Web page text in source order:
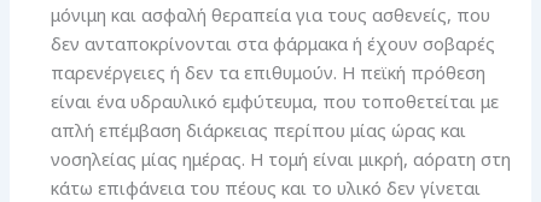
μόνιμη και ασφαλή θεραπεία για τους ασθενείς, που
δεν ανταποκρίνονται στα φάρμακα ή έχουν σοβαρές
παρενέργειες ή δεν τα επιθυμούν. Η πεϊκή πρόθεση
είναι ένα υδραυλικό εμφύτευμα, που τοποθετείται με
απλή επέμβαση διάρκειας περίπου μίας ώρας και
νοσηλείας μίας ημέρας. Η τομή είναι μικρή, αόρατη στη
κάτω επιφάνεια του πέους και το υλικό δεν γίνεται